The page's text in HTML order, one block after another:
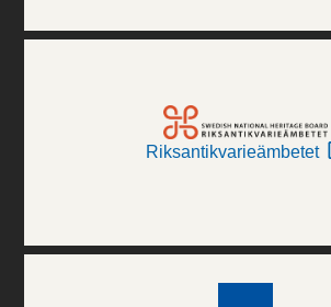
Riksantikvarieämbetet